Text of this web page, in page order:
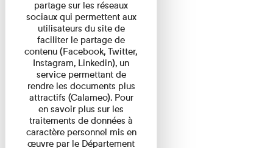
partage sur les réseaux
sociaux qui permettent aux
utilisateurs du site de
faciliter le partage de
contenu (Facebook, Twitter,
Instagram, Linkedin), un
service permettant de
rendre les documents plus
attractifs (Calameo). Pour
en savoir plus sur les
traitements de données à
caractère personnel mis en
œuvre par le Département